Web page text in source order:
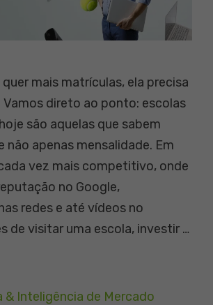
mais matrículas, ela precisa
Vamos direto ao ponto: escolas
são aquelas que sabem
não apenas mensalidade. Em
vez mais competitivo, onde
no Google,
redes e até vídeos no
de visitar uma escola, investir …
& Inteligência de Mercado